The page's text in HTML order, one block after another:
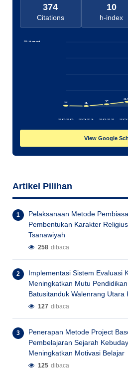
374
Citations
10
h-index
2
2020
1
2021
7
2022
Sitasi
View Google
Artikel Pilihan
Pelaksanaan Metode
Pembentukan Karakter
Tsanawiyah
258 dibaca
Implementasi Sistem Evaluasi
Meningkatkan Mutu
Batusitanduk Walenrang Utara
127 dibaca
Penerapan Metode Project
Pembelajaran Sejarah
Meningkatkan Motivasi Belajar
125 dibaca